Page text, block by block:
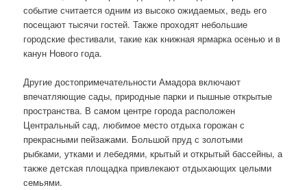
событие считается одним из высоко ожидаемых, ведь его
посещают тысячи гостей. Также проходят небольшие
городские фестивали, такие как книжная ярмарка осенью и в
канун Нового года.
Другие достопримечательности Амадора включают
впечатляющие сады, природные парки и пышные открытые
пространства. В самом центре города расположен
Центральный сад, любимое место отдыха горожан с
прекрасными пейзажами. Большой пруд с золотыми
рыбками, утками и лебедями, крытый и открытый бассейны, а
также детская площадка привлекают отдыхающих целыми
семьями.